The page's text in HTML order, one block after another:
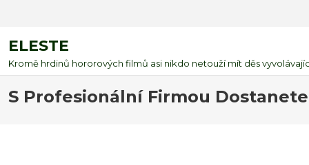
ELESTE
Kromě hrdinů hororových filmů asi nikdo netouží mít děs
S Profesionální Firmou